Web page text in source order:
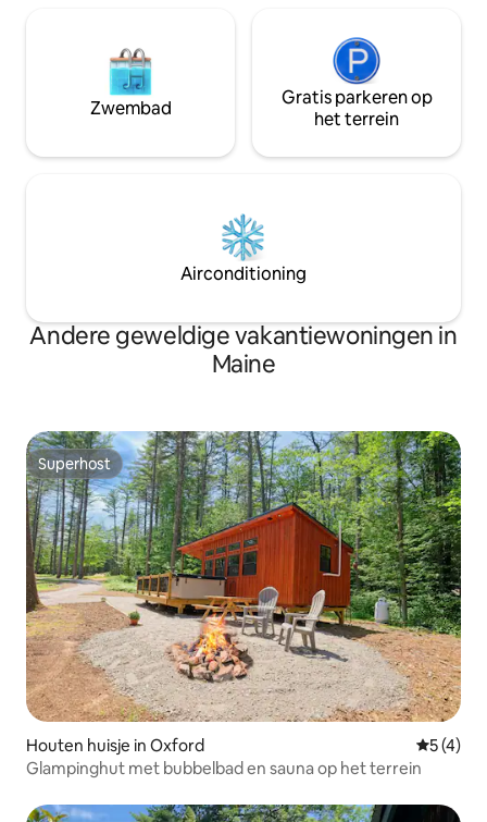
Zwembad
Gratis parkeren op
het terrein
Airconditioning
Andere geweldige vakantiewoningen in
Maine
Superhost
Superhost
Houten huisje in Oxford
5 (4)
Glampinghut met bubbelbad en sauna op het terrein